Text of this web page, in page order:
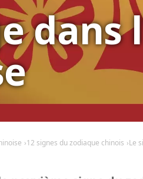
12 signes du zodiaque chinois Le